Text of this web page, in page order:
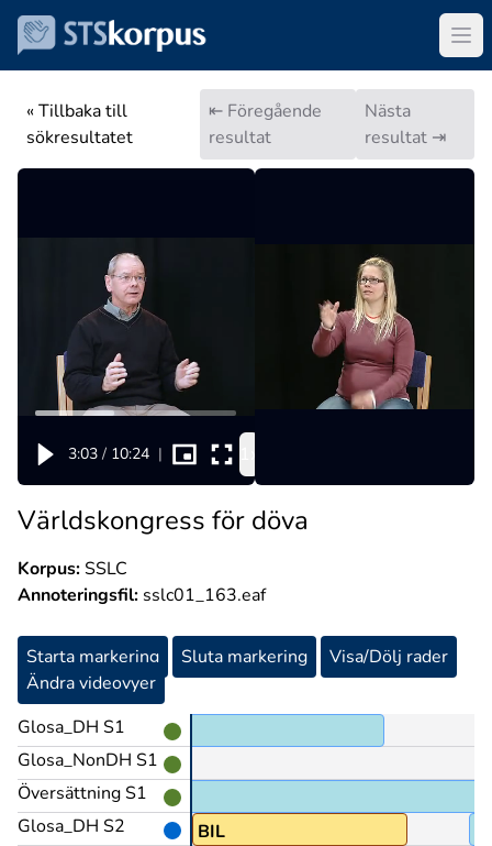
« Tillbaka till
sökresultatet
⇤ Föregående
resultat
Nästa
resultat ⇥
3:03 / 10:24 |
Världskongress för döva
Korpus:SSLC
Annoteringsfil: sslc01_163.eaf
Starta markering Sluta markering
Visa/Dölj rader
Ändra videovyer
Glosa_DH S1
Glosa_NonDH S1
Översättning S1
Glosa_DH S2
BIL